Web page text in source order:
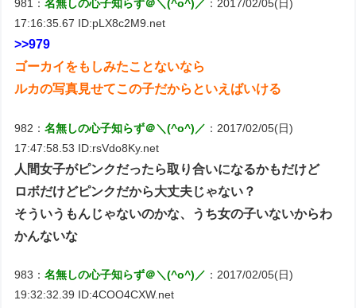
981：名無しの心子知らず＠＼(^o^)／ ：2017/02/05(日)
17:16:35.67 ID:pLX8c2M9.net
>>979
ゴーカイをもしみたことないなら
ルカの写真見せてこの子だからといえばいける
982：名無しの心子知らず＠＼(^o^)／ ：2017/02/05(日)
17:47:58.53 ID:rsVdo8Ky.net
人間女子がピンクだったら取り合いになるかもだけど
ロボだけどピンクだから大丈夫じゃない？
そういうもんじゃないのかな、うち女の子いないからわ
かんないな
983：名無しの心子知らず＠＼(^o^)／ ：2017/02/05(日)
19:32:32.39 ID:4COO4CXW.net